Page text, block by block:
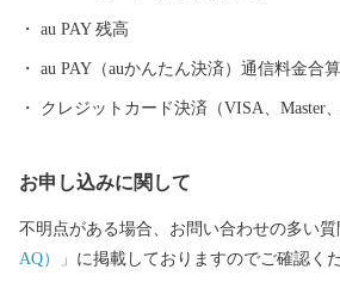
在でもその功績は島酒の碑として現地に
の焼酎文化は，この八丈島から広がった
ルーツである阿久根市の芋焼酎は，現在
ュランガイドの一つ星を獲得し，また，２
湖サミットで総料理長を務めた中村勝宏
だ，日本が誇る食の偉人です。また，中
au PAY 残高
au PAY（auかんたん決済）通信料金合算
クレジットカード決済（VISA、Master
お申し込みに関して
不明点がある場合、お問い合わせの多い質
AQ）」 に掲載しておりますのでご確認くだ